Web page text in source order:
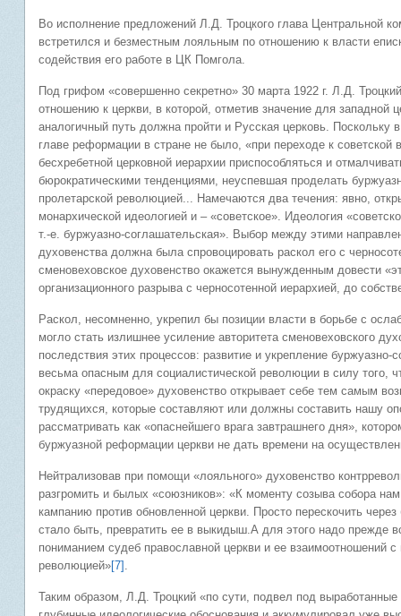
Во исполнение предложений Л.Д. Троцкого глава Центральной
встретился и безместным лояльным по отношению к власти
содействия его работе в ЦК Помгола.
Под грифом «совершенно секретно» 30 марта 1922 г. Л.Д.
отношению к церкви, в которой, отметив значение для
аналогичный путь должна пройти и Русская церковь.
главе реформации в стране не было, «при переходе к советской
бесхребетной церковной иерархии приспособляться и
бюрократическими тенденциями, неуспевшая проделать
пролетарской революцией... Намечаются два течения: явно,
монархической идеологией и – «советское». Идеология
т.-е. буржуазно-соглашательская». Выбор между этими
духовенства должна была спровоцировать раскол его с
сменовеховское духовенство окажется вынужденным довести
организационного разрыва с черносотенной иерархией, до
Раскол, несомненно, укрепил бы позиции власти в борьбе с
могло стать излишнее усиление авторитета сменовеховского
последствия этих процессов: развитие и укрепление
весьма опасным для социалистической революции в силу того,
окраску «передовое» духовенство открывает себе тем самым
трудящихся, которые составляют или должны составить нашу
рассматривать как «опаснейшего врага завтрашнего дня»,
буржуазной реформации церкви не дать времени на
Нейтрализовав при помощи «лояльного» духовенство
разгромить и былых «союзников»: «К моменту созыва собора
кампанию против обновленной церкви. Просто перескочить
стало быть, превратить ее в выкидыш.А для этого надо прежде
пониманием судеб православной церкви и ее взаимоотношений
революцией»[7] .
Таким образом, Л.Д. Троцкий «по сути, подвел под выработанные